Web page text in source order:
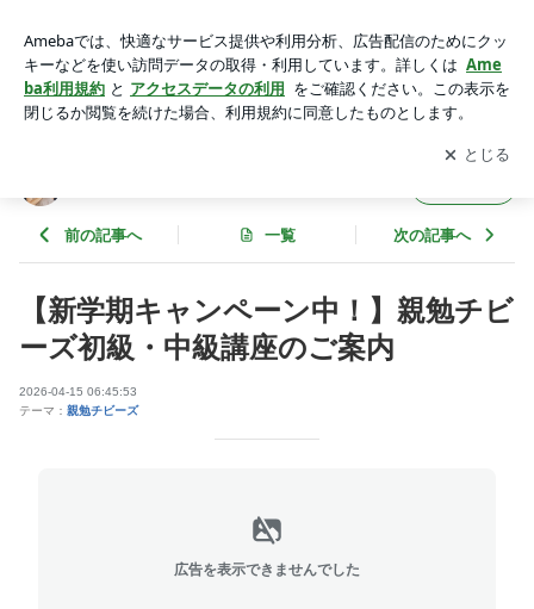
案内 | 八木けいこのブログ
アプリをダウンロードして ブログの更新通知
を受け取りまし
ょう。
開く
前の記事へ 一覧 次の記事へ
【新学期キャンペーン中！】親勉チビ
ーズ初級・中級講座のご案内
2026-04-15 06:45:53
テーマ： 親勉チビーズ
広告を表示できませんでした